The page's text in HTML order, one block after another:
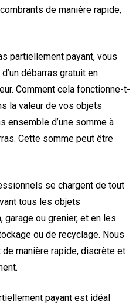
de manière rapide,
partiellement payant, vous
débarras gratuit en
Comment cela fonctionne-t-
la valeur de vos objets
ensemble d’une somme à
Cette somme peut être
se chargent de tout
tous les objets
ou grenier, et en les
ou de recyclage. Nous
manière rapide, discrète et
payant est idéal